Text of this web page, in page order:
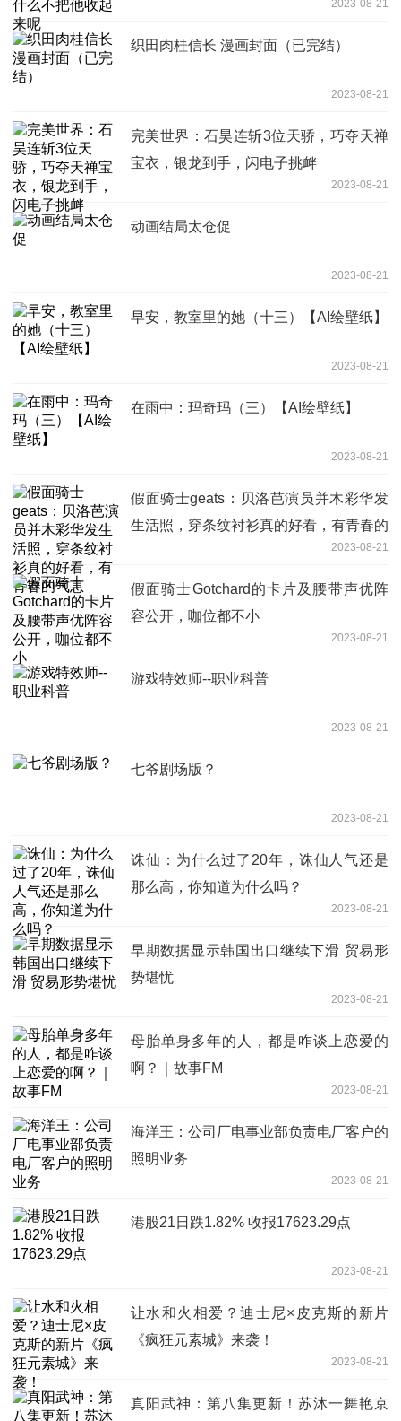
2023-08-21
织田肉桂信长 漫画封面（已完结）
2023-08-21
完美世界：石昊连斩3位天骄，巧夺天禅
宝衣，银龙到手，闪电子挑衅
2023-08-21
动画结局太仓促
2023-08-21
早安，教室里的她（十三）【AI绘壁纸】
2023-08-21
在雨中：玛奇玛（三）【AI绘壁纸】
2023-08-21
假面骑士geats：贝洛芭演员并木彩华发
生活照，穿条纹衬衫真的好看，有青春的
2023-08-21
假面骑士Gotchard的卡片及腰带声优阵
容公开，咖位都不小
2023-08-21
游戏特效师--职业科普
2023-08-21
七爷剧场版？
2023-08-21
诛仙：为什么过了20年，诛仙人气还是
那么高，你知道为什么吗？
2023-08-21
早期数据显示韩国出口继续下滑 贸易形
势堪忧
2023-08-21
母胎单身多年的人，都是咋谈上恋爱的
啊？｜故事FM
2023-08-21
海洋王：公司厂电事业部负责电厂客户的
照明业务
2023-08-21
港股21日跌1.82% 收报17623.29点
2023-08-21
让水和火相爱？迪士尼×皮克斯的新片
《疯狂元素城》来袭！
2023-08-21
真阳武神：第八集更新！苏沐一舞艳京